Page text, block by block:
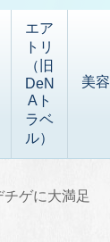
エア
トリ
（旧
DeN
Aト
ラベ
ル）
美容
チゲに大満足